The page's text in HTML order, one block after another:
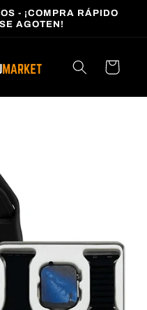
- ¡COMPRA RÁPIDO
AGOTEN!
Carrito